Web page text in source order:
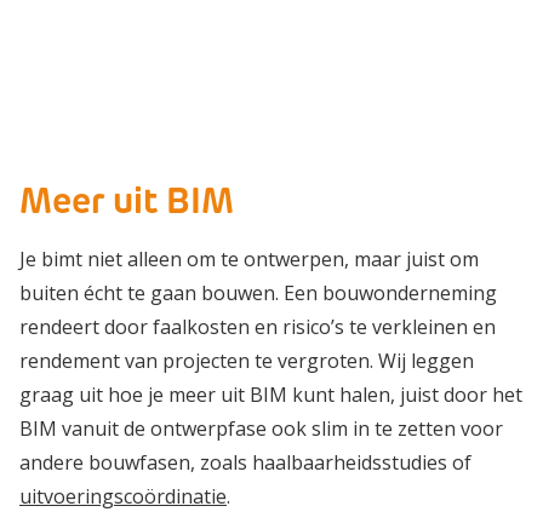
Meer uit BIM
Je bimt niet alleen om te ontwerpen, maar juist om
buiten écht te gaan bouwen. Een bouwonderneming
rendeert door faalkosten en risico’s te verkleinen en
rendement van projecten te vergroten. Wij leggen
graag uit hoe je meer uit BIM kunt halen, juist door het
BIM vanuit de ontwerpfase ook slim in te zetten voor
andere bouwfasen, zoals haalbaarheidsstudies of
uitvoeringscoördinatie.